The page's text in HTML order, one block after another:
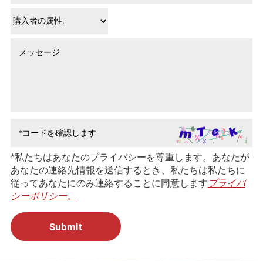
*私たちはあなたのプライバシーを尊重します。あなたが
あなたの連絡先情報を送信するとき、私たちは私たちに
従ってあなたにのみ連絡することに同意します プライバ
シーポリシー。